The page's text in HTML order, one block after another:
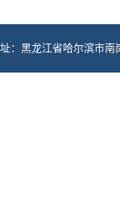
：黑龙江省哈尔滨市